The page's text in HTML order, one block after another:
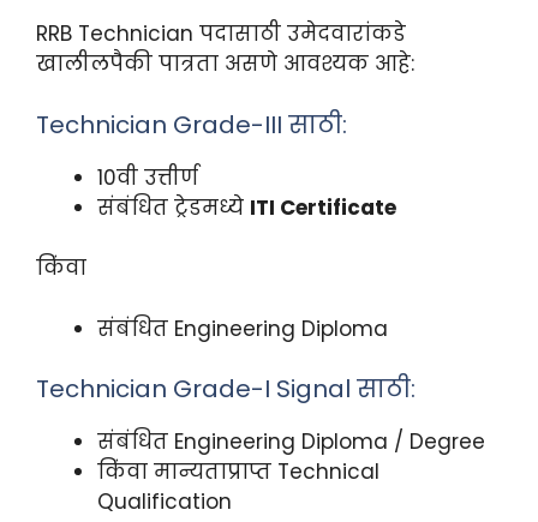
RRB Technician पदासाठी उमेदवारांकडे
खालीलपैकी पात्रता असणे आवश्यक आहे:
Technician Grade-III साठी:
10वी उत्तीर्ण
संबंधित ट्रेडमध्ये ITI Certificate
किंवा
संबंधित Engineering Diploma
Technician Grade-I Signal साठी:
संबंधित Engineering Diploma / Degree
किंवा मान्यताप्राप्त Technical
Qualification